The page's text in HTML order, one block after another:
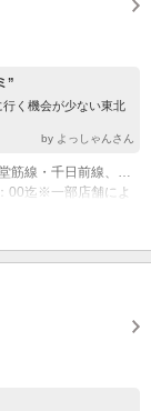
”
く機会が少ない東北
by よっしゃんさん
00迄※一部店舗によ
31日）